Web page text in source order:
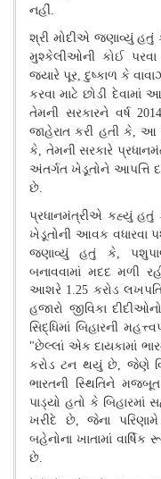
નહીં.
શ્રી મોદીએ જણાવ્યું હતું
મુશ્કેલીઓની કોઈ પરવા
જ્યારે પૂર,દુષ્કાળ કે
કરવા માટે છોડી દેવામાં
તેમની સરકારને વર્ષ
જાહેરાત કરી હતી કે,આ
કે, તેમની સરકારે
અંતર્ગત ખેડૂતોને આપત્તિ
છે.
પ્રધાનમંત્રીએ કહ્યું હતું
ખેડૂતોની આવક વધારવા
જણાવ્યું હતું કે,
બનાવવામાં મદદ મળી
આશરે 1.25 કરોડ
હજારો જીવિકા
સિદ્ધિમાં બિહારની
"છેલ્લાં એક દાયકામાં
કરોડ ટન થયું છે, જેણે
ભારતની સ્થિતિને
પાડ્યો હતો કે બિહારમાં
ખરીદે છે, જેના
બહેનોના ખાતામાં વાર્ષિક રૂ
છે.